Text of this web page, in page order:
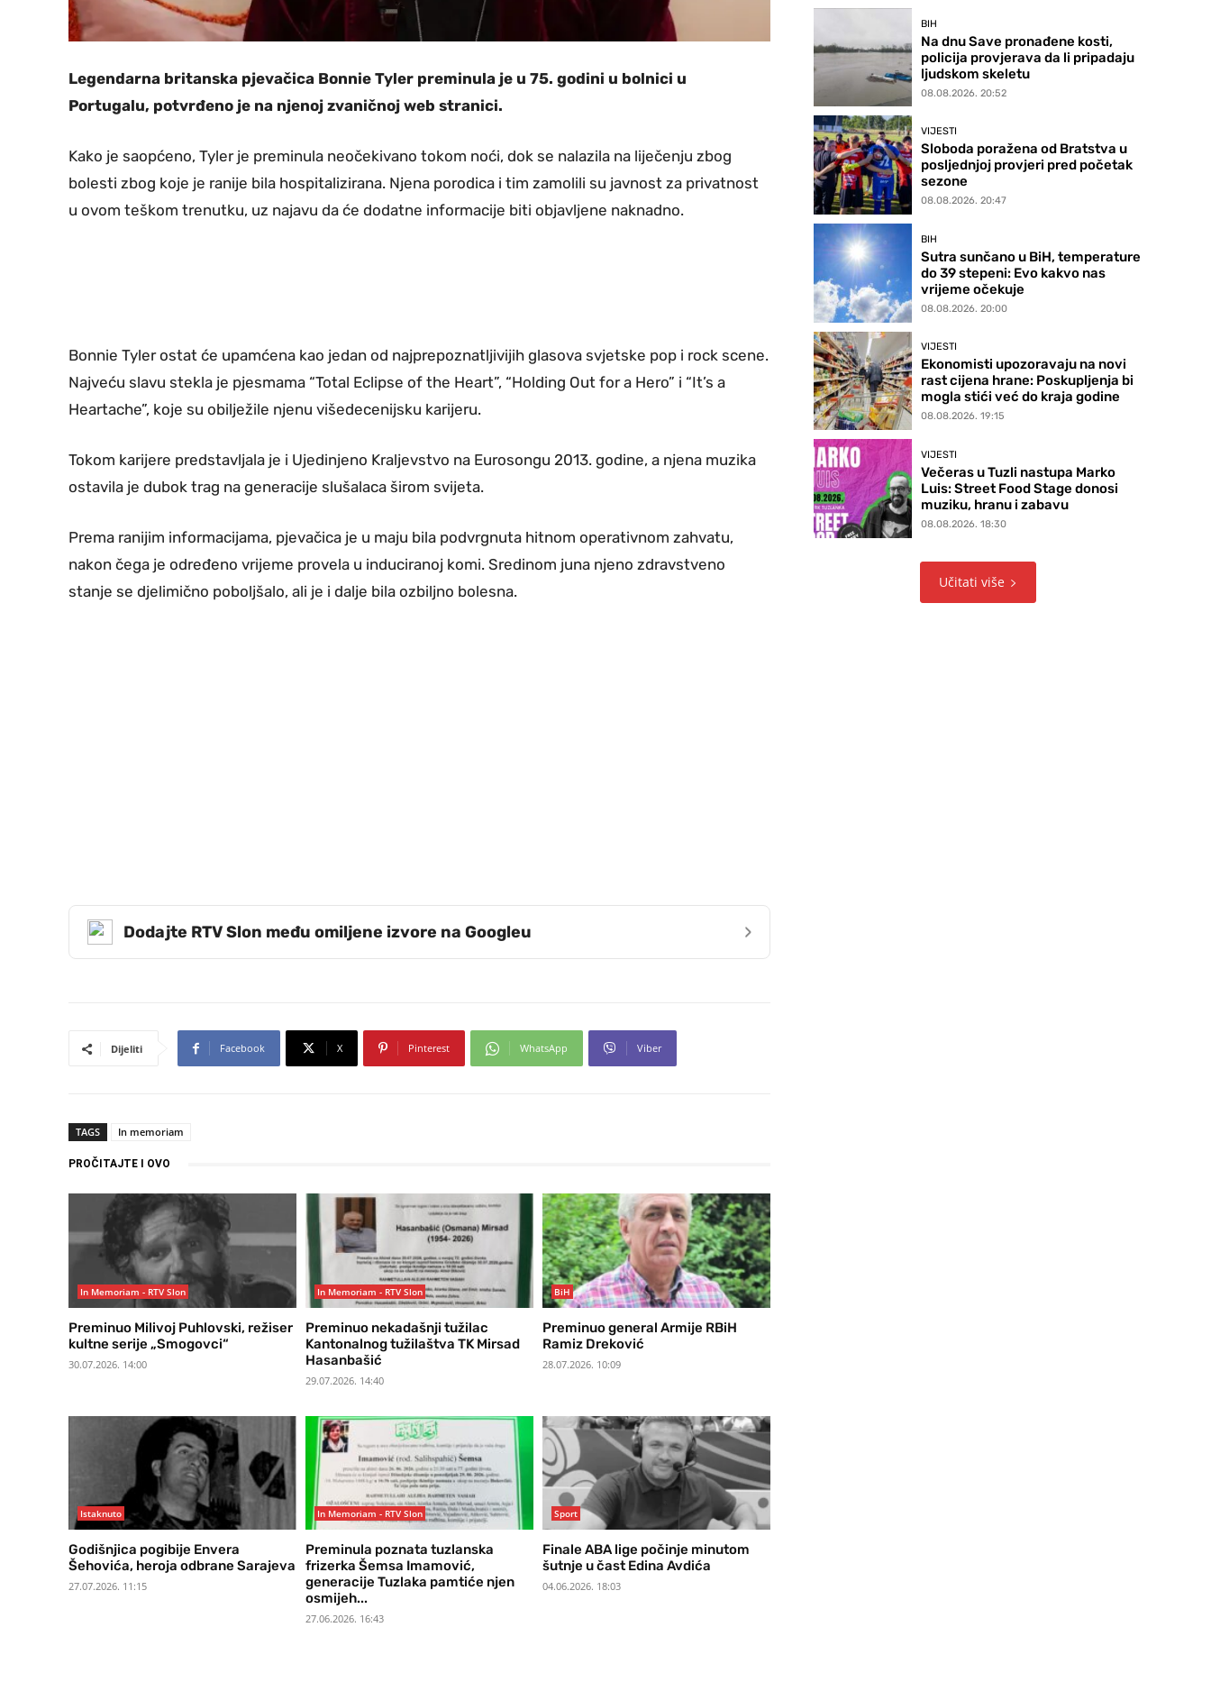
Legendarna britanska pjevačica Bonnie Tyler preminula je u 75. godini u bolnici u
Portugalu, potvrđeno je na njenoj zvaničnoj web stranici.
Kako je saopćeno, Tyler je preminula neočekivano tokom noći, dok se nalazila na liječenju zbog
bolesti zbog koje je ranije bila hospitalizirana. Njena porodica i tim zamolili su javnost za privatnost
u ovom teškom trenutku, uz najavu da će dodatne informacije biti objavljene naknadno.
Bonnie Tyler ostat će upamćena kao jedan od najprepoznatljivijih glasova svjetske pop i rock scene.
Najveću slavu stekla je pjesmama “Total Eclipse of the Heart”, “Holding Out for a Hero” i “It’s a
Heartache”, koje su obilježile njenu višedecenijsku karijeru.
Tokom karijere predstavljala je i Ujedinjeno Kraljevstvo na Eurosongu 2013. godine, a njena muzika
ostavila je dubok trag na generacije slušalaca širom svijeta.
Prema ranijim informacijama, pjevačica je u maju bila podvrgnuta hitnom operativnom zahvatu,
nakon čega je određeno vrijeme provela u induciranoj komi. Sredinom juna njeno zdravstveno
stanje se djelimično poboljšalo, ali je i dalje bila ozbiljno bolesna.
Dodajte RTV Slon među omiljene izvore na Googleu ›
Dijeliti Facebook X Pinterest WhatsApp Viber
TAGS In memoriam
PROČITAJTE I OVO
In Memoriam - RTV Slon
Preminuo Milivoj Puhlovski, režiser
kultne serije „Smogovci“
30.07.2026. 14:00
In Memoriam - RTV Slon
Preminuo nekadašnji tužilac
Kantonalnog tužilaštva TK Mirsad
Hasanbašić
29.07.2026. 14:40
BiH
Preminuo general Armije RBiH
Ramiz Dreković
28.07.2026. 10:09
Istaknuto
Godišnjica pogibije Envera
Šehovića, heroja odbrane Sarajeva
27.07.2026. 11:15
In Memoriam - RTV Slon
Preminula poznata tuzlanska
frizerka Šemsa Imamović,
generacije Tuzlaka pamtiće njen
osmijeh...
27.06.2026. 16:43
Sport
Finale ABA lige počinje minutom
šutnje u čast Edina Avdića
04.06.2026. 18:03
BIH
Na dnu Save pronađene kosti,
policija provjerava da li pripadaju
ljudskom skeletu
08.08.2026. 20:52
VIJESTI
Sloboda poražena od Bratstva u
posljednjoj provjeri pred početak
sezone
08.08.2026. 20:47
BIH
Sutra sunčano u BiH, temperature
do 39 stepeni: Evo kakvo nas
vrijeme očekuje
08.08.2026. 20:00
VIJESTI
Ekonomisti upozoravaju na novi
rast cijena hrane: Poskupljenja bi
mogla stići već do kraja godine
08.08.2026. 19:15
VIJESTI
Večeras u Tuzli nastupa Marko
Luis: Street Food Stage donosi
muziku, hranu i zabavu
08.08.2026. 18:30
Učitati više